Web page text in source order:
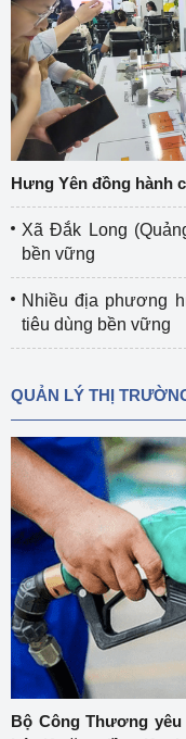
Hưng Yên đồng hành
Xã Đắk Long
bền vững
Nhiều địa phương
tiêu dùng bền vững
QUẢN LÝ THỊ
Bộ Công Thương